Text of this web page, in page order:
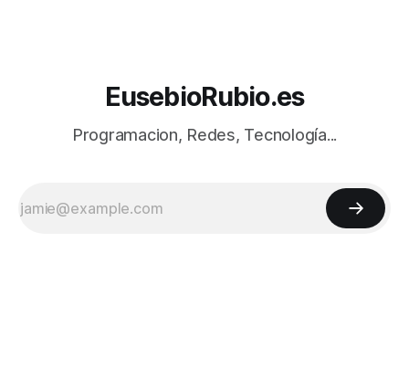
EusebioRubio.es
Programacion, Redes, Tecnología...